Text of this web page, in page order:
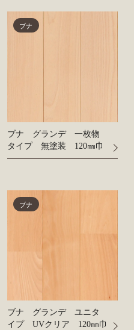
ブナ
ブナ グランデ 一枚物
タイプ 無塗装 120㎜巾
ブナ
ブナ グランデ ユニタ
イプ UVクリア 120㎜巾